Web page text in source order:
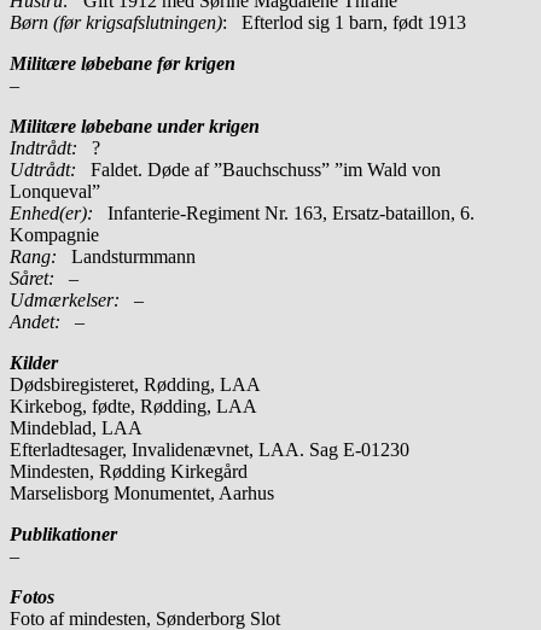
Børn (før krigsafslutningen): Efterlod sig 1 barn, født 1913
Militære løbebane før krigen
–
Militære løbebane under krigen
Indtrådt: ?
Udtrådt: Faldet. Døde af ”Bauchschuss” ”im Wald von
Lonqueval”
Enhed(er):
Infanterie-Regiment Nr. 163, Ersatz-bataillon, 6.
Kompagnie
Rang:
Landsturmmann
Såret: –
Udmærkelser: –
Andet: –
Kilder
Dødsbiregisteret, Rødding, LAA
Kirkebog, fødte, Rødding, LAA
Mindeblad, LAA
Efterladtesager, Invalidenævnet, LAA. Sag E-01230
Mindesten, Rødding Kirkegård
Marselisborg Monumentet, Aarhus
Publikationer
–
Fotos
Foto af mindesten, Sønderborg Slot